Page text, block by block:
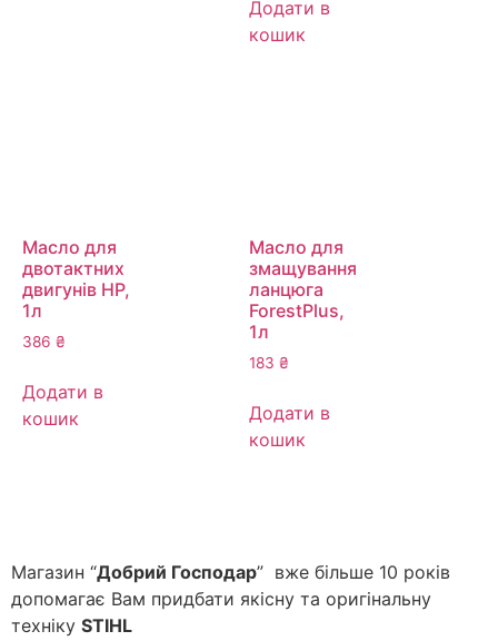
Додати в
кошик
Масло для
двотактних
двигунів HP,
1л
386 ₴
Додати в
кошик
Масло для
змащування
ланцюга
ForestPlus,
1л
183 ₴
Додати в
кошик
Магазин “Добрий Господар” вже більше 10 років
допомагає Вам придбати якісну та оригінальну
техніку STIHL